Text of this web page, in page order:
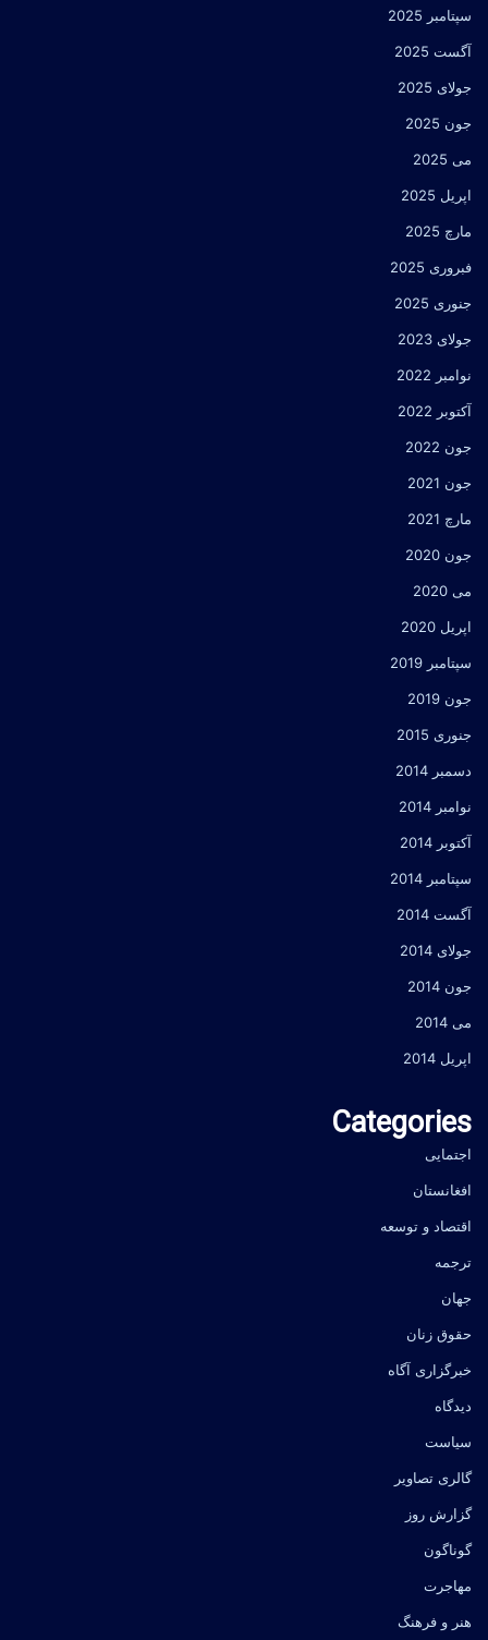
سپتامبر 2025
آگست 2025
جولای 2025
جون 2025
می 2025
اپریل 2025
مارچ 2025
فبروری 2025
جنوری 2025
جولای 2023
نوامبر 2022
آکتوبر 2022
جون 2022
جون 2021
مارچ 2021
جون 2020
می 2020
اپریل 2020
سپتامبر 2019
جون 2019
جنوری 2015
دسمبر 2014
نوامبر 2014
آکتوبر 2014
سپتامبر 2014
آگست 2014
جولای 2014
جون 2014
می 2014
اپریل 2014
Categories
اجتمایی
افغانستان
اقتصاد و توسعه
ترجمه
جهان
حقوق زنان
خبرگزاری آگاه
دیدگاه
سیاست
گالری تصاویر
گزارش روز
گوناگون
مهاجرت
هنر و فرهنگ